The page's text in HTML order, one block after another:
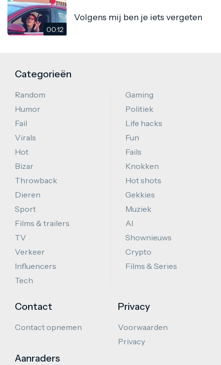
00:12
Volgens mij ben je iets vergeten
Categorieën
Random
Humor
Fail
Virals
Hot
Bizar
Throwback
Dieren
Sport
Films & trailers
TV
Verkeer
Influencers
Tech
Gaming
Politiek
Life hacks
Fun
Fails
Knokken
Hot shots
Gekkies
Muziek
AI
Shownieuws
Crypto
Films & Series
Contact
Contact opnemen
Aanraders
Privacy
Voorwaarden
Privacy